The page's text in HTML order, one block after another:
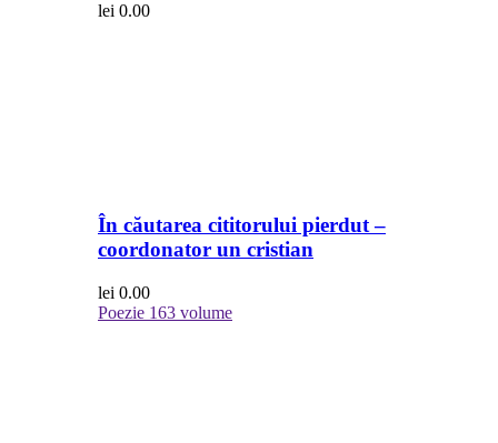
lei 0.00
În căutarea cititorului pierdut –
coordonator un cristian
lei 0.00
Poezie 163 volume